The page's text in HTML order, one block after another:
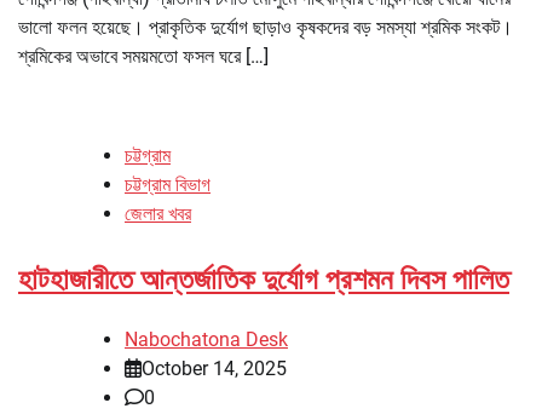
ভালো ফলন হয়েছে। প্রাকৃতিক দুর্যোগ ছাড়াও কৃষকদের বড় সমস্যা শ্রমিক সংকট।
শ্রমিকের অভাবে সময়মতো ফসল ঘরে […]
চট্টগ্রাম
চট্টগ্রাম বিভাগ
জেলার খবর
হাটহাজারীতে আন্তর্জাতিক দুর্যোগ প্রশমন দিবস পালিত
Nabochatona Desk
October 14, 2025
0